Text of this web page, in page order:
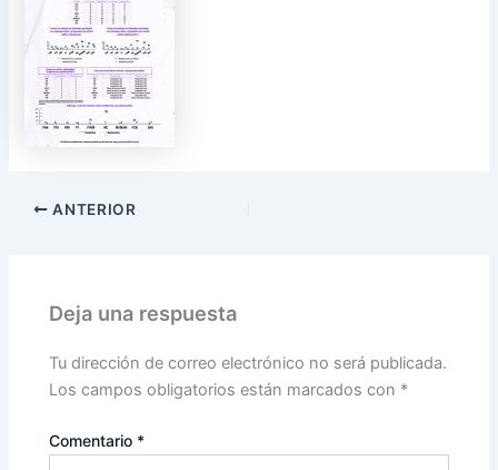
ANTERIOR
Deja una respuesta
Tu dirección de correo electrónico no será publicada.
Los campos obligatorios están marcados con *
Comentario *